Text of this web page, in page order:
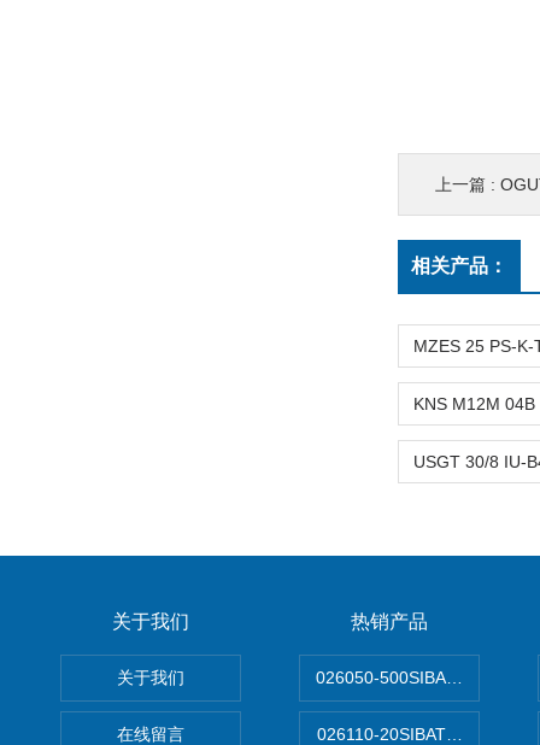
上一篇 :
相关产品：
关于我们
关于我们
在线留言
热销产品
026050-500SIBATA 500mL
026110-20SIBATA柴田科学